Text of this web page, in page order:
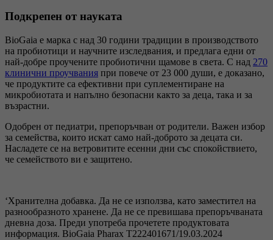
Подкрепен от науката
BioGaia е марка с над 30 години традиции в производството
на пробиотици и научните изследвания, и предлага едни от
най-добре проучените пробиотични щамове в света. С над 270
клинични проучвания при повече от 23 000 души, е доказано,
че продуктите са ефективни при суплементиране на
микробиотата и напълно безопасни както за деца, така и за
възрастни.
Одобрен от педиатри, препоръчван от родители. Важен избор
за семейства, които искат само най-доброто за децата си.
Насладете се на ветровитите есенни дни със спокойствието,
че семейството ви е защитено.
‘Хранителна добавка. Да не се използва, като заместител на
разнообразното хранене. Да не се превишава препоръчваната
дневна доза. Преди употреба прочетете продуктовата
информация. BioGaia Pharax Т222401671/19.03.2024